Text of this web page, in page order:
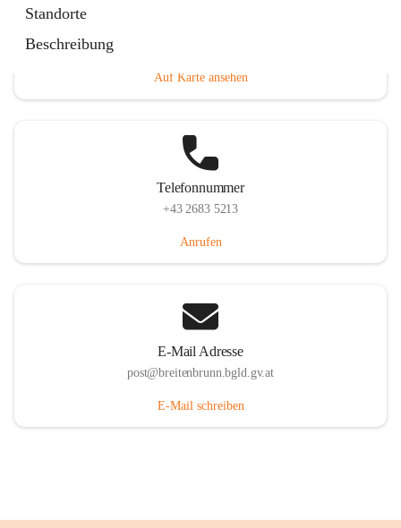
Standorte
Beschreibung
Auf Karte ansehen
Telefonnummer
+43 2683 5213
Anrufen
E-Mail Adresse
post@breitenbrunn.bgld.gv.at
E-Mail schreiben